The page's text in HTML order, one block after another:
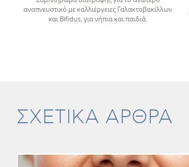
αναπνευστικό με καλλιέργειες Γαλακτοβακίλλων
και Bifidus, για νήπια και παιδιά.
ΣΧΕΤΙΚΑ ΑΡΘΡΑ